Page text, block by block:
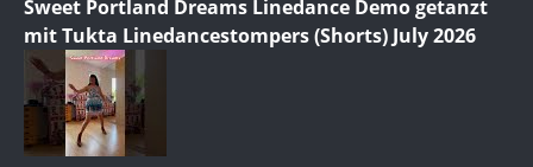
Sweet Portland Dreams Linedance Demo getanzt
mit Tukta Linedancestompers (Shorts) July 2026